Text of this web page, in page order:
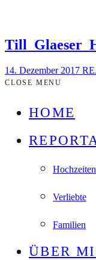
14. Dezember 2017
CLOSE MENU
HOME
Hochzeiten
Verliebte
Familien
ÜBER